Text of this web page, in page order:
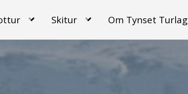
Skitur Om Tynset Turlag